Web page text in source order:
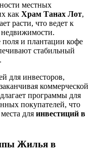
местных
как Храм Танах Лот,
расти, что ведет к
поля и плантации кофе
стабильный
для инвесторов,
коммерческой
программы для
покупателей, что
для инвестиций в
Жилья в